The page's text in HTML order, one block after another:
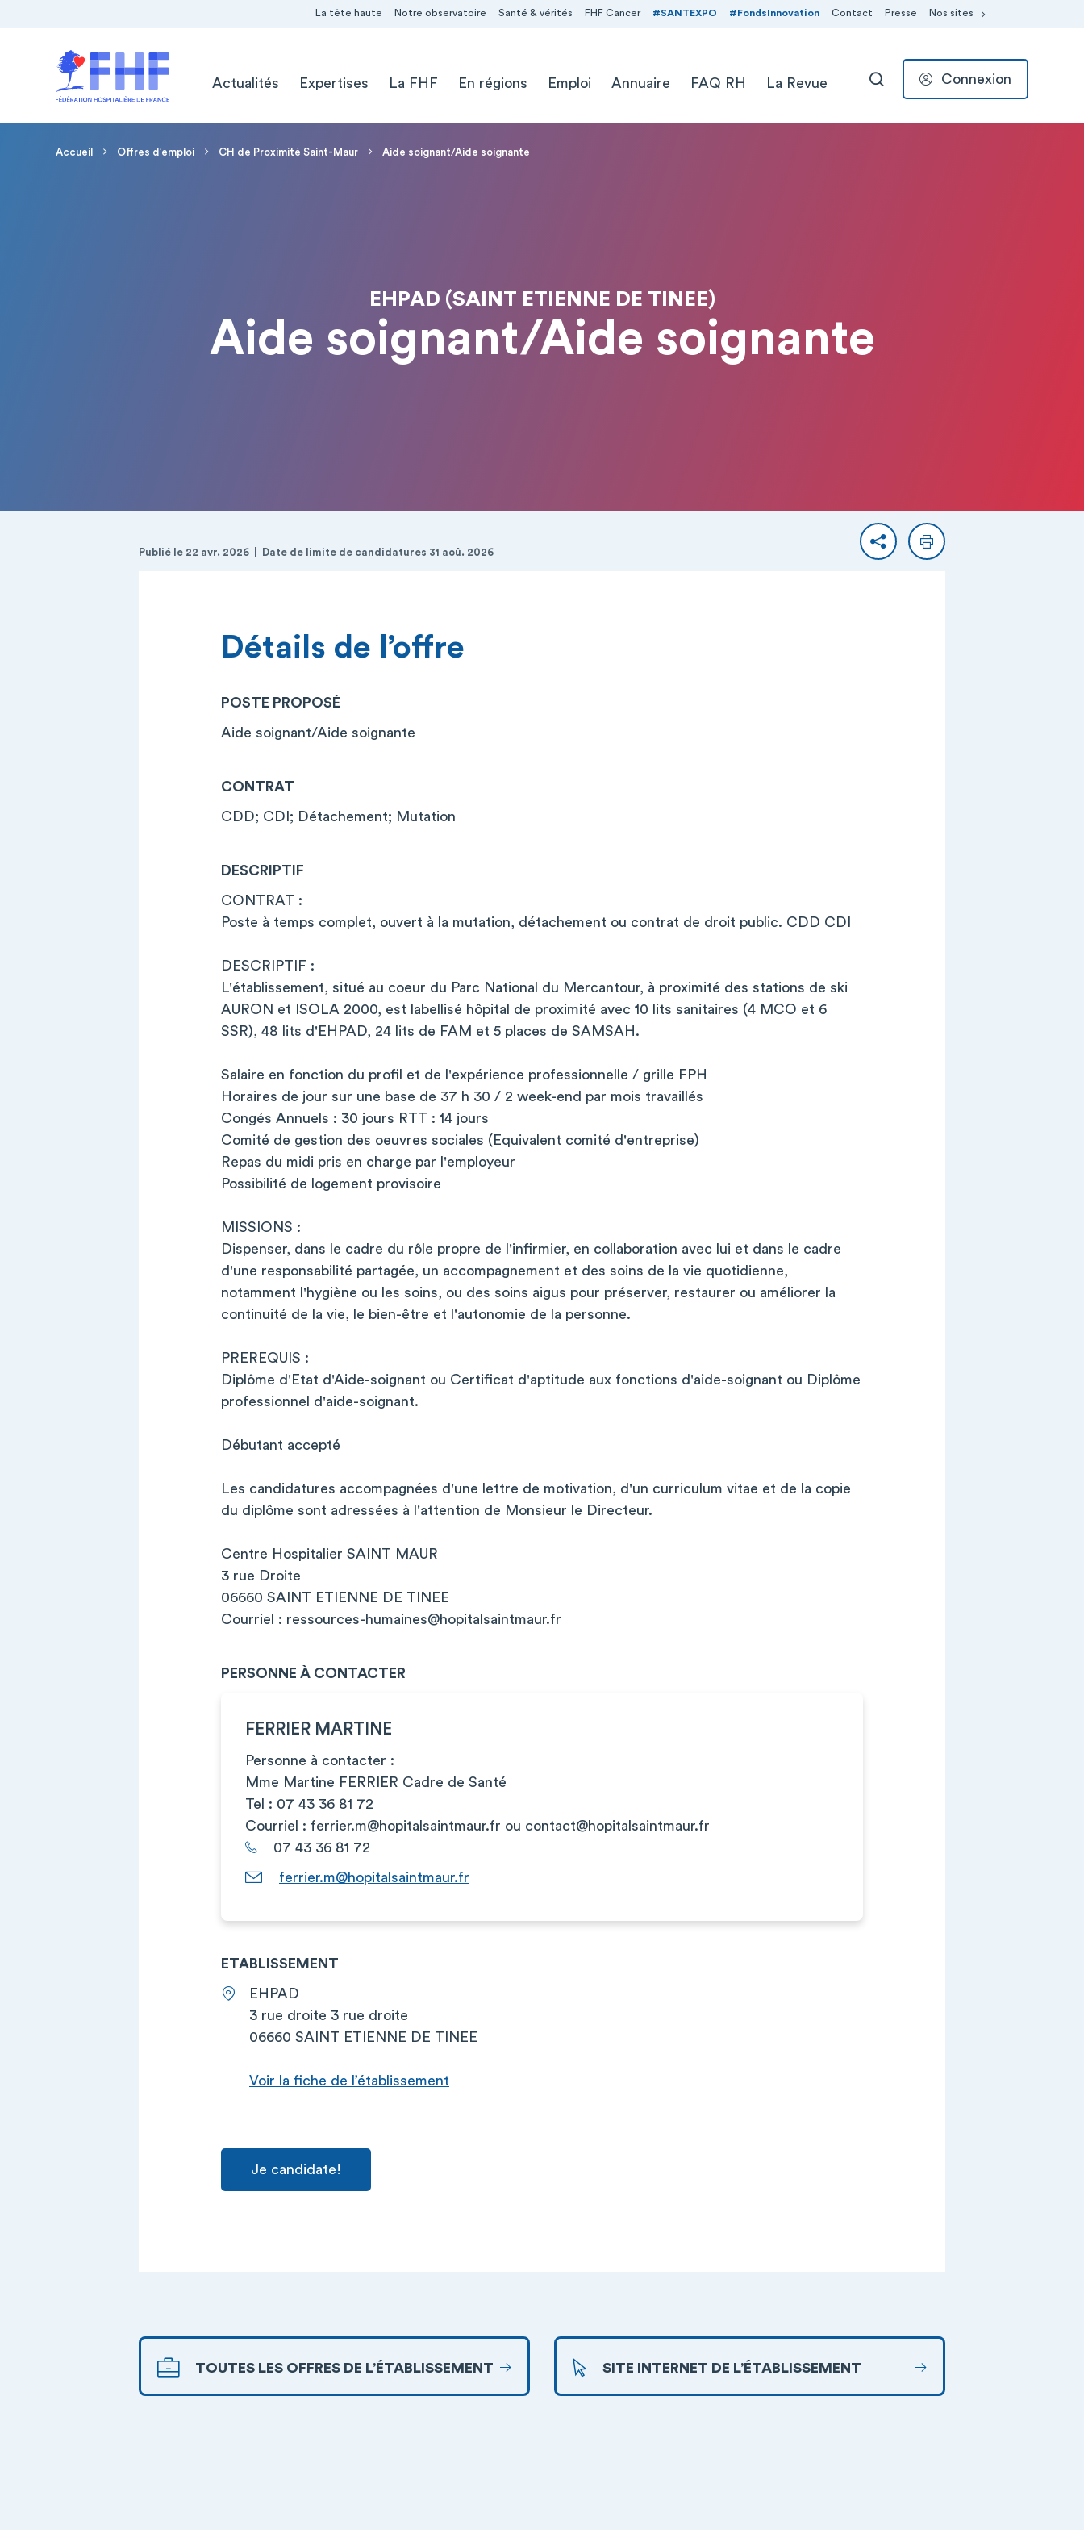
La tête haute Notre observatoire Santé & vérités FHF Cancer #SANTEXPO #FondsInnovation Contact Presse Nos sites
Actualités
Expertises La FHF En régions Emploi Annuaire FAQ RH La Revue RECHERCHER
Connexion
Fil d'Ariane
Accueil Offres d′emploi CH de Proximité Saint-Maur Aide soignant/Aide soignante
EHPAD (SAINT ETIENNE DE TINEE)
Aide soignant/Aide soignante
Publié le 22 avr. 2026 Date de limite de candidatures 31 aoû. 2026 PartagerImprimer
Détails de l’offre
POSTE PROPOSÉ
Aide soignant/Aide soignante
CONTRAT
CDD; CDI; Détachement; Mutation
DESCRIPTIF
CONTRAT :
Poste à temps complet, ouvert à la mutation, détachement ou contrat de droit public. CDD CDI
DESCRIPTIF :
L'établissement, situé au coeur du Parc National du Mercantour, à proximité des stations de ski
AURON et ISOLA 2000, est labellisé hôpital de proximité avec 10 lits sanitaires (4 MCO et 6
SSR), 48 lits d'EHPAD, 24 lits de FAM et 5 places de SAMSAH.
Salaire en fonction du profil et de l'expérience professionnelle / grille FPH
Horaires de jour sur une base de 37 h 30 / 2 week-end par mois travaillés
Congés Annuels : 30 jours RTT : 14 jours
Comité de gestion des oeuvres sociales (Equivalent comité d'entreprise)
Repas du midi pris en charge par l'employeur
Possibilité de logement provisoire
MISSIONS :
Dispenser, dans le cadre du rôle propre de l'infirmier, en collaboration avec lui et dans le cadre
d'une responsabilité partagée, un accompagnement et des soins de la vie quotidienne,
notamment l'hygiène ou les soins, ou des soins aigus pour préserver, restaurer ou améliorer la
continuité de la vie, le bien-être et l'autonomie de la personne.
PREREQUIS :
Diplôme d'Etat d'Aide-soignant ou Certificat d'aptitude aux fonctions d'aide-soignant ou Diplôme
professionnel d'aide-soignant.
Débutant accepté
Les candidatures accompagnées d'une lettre de motivation, d'un curriculum vitae et de la copie
du diplôme sont adressées à l'attention de Monsieur le Directeur.
Centre Hospitalier SAINT MAUR
3 rue Droite
06660 SAINT ETIENNE DE TINEE
Courriel : ressources-humaines@hopitalsaintmaur.fr
PERSONNE À CONTACTER
FERRIER MARTINE
Personne à contacter :
Mme Martine FERRIER Cadre de Santé
Tel : 07 43 36 81 72
Courriel : ferrier.m@hopitalsaintmaur.fr ou contact@hopitalsaintmaur.fr
07 43 36 81 72
ferrier.m@hopitalsaintmaur.fr
ETABLISSEMENT
EHPAD
3 rue droite 3 rue droite
06660 SAINT ETIENNE DE TINEE
Voir la fiche de l’établissement
Je candidate!
TOUTES LES OFFRES DE L’ÉTABLISSEMENT SITE INTERNET DE L’ÉTABLISSEMENT